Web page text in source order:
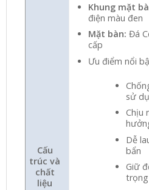
Cấu
trúc và
chất
liệu
Khung mặt
điện màu đen
Mặt bàn: Đá
cấp
Ưu điểm nổi
sử
Chịu
Dễ
bẩn
Giữ